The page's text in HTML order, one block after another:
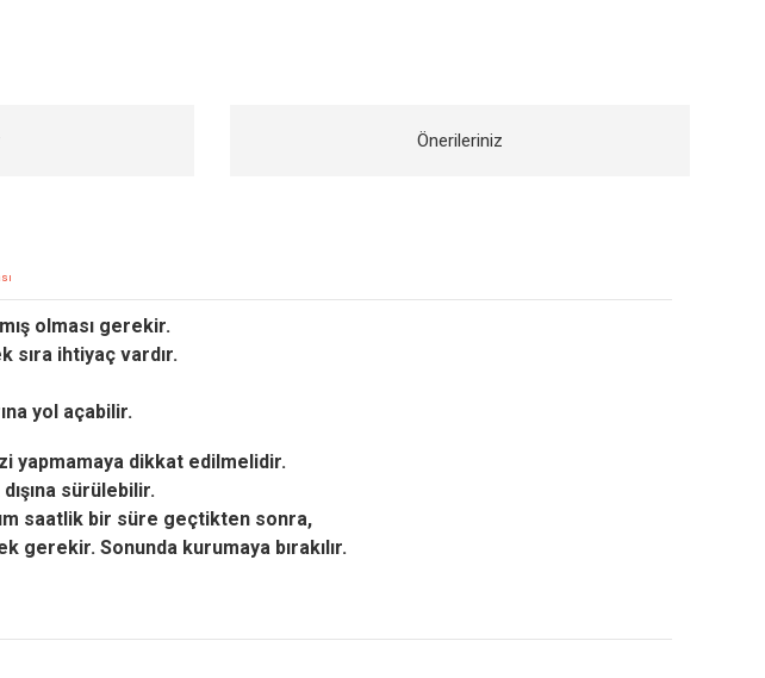
Önerileriniz
olması gerekir.
sıra ihtiyaç vardır.
yol açabilir.
yapmamaya dikkat edilmelidir.
sürülebilir.
saatlik bir süre geçtikten sonra,
gerekir. Sonunda kurumaya bırakılır.